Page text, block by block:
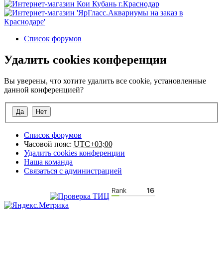
Список форумов
Удалить cookies конференции
Вы уверены, что хотите удалить все cookie, установленные
данной конференцией?
Список форумов
Часовой пояс: UTC+03:00
Удалить cookies конференции
Наша команда
Связаться с администрацией